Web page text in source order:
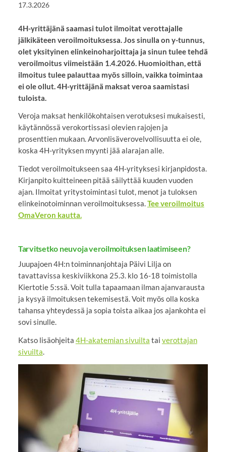
17.3.2026
4H-yrittäjänä saamasi tulot ilmoitat verottajalle
jälkikäteen veroilmoituksessa. Jos sinulla on y-tunnus,
olet yksityinen elinkeinoharjoittaja ja sinun tulee tehdä
veroilmoitus viimeistään 1.4.2026. Huomioithan, että
ilmoitus tulee palauttaa myös silloin, vaikka toimintaa
ei ole ollut. 4H-yrittäjänä maksat veroa saamistasi
tuloista.
Veroja maksat henkilökohtaisen verotuksesi mukaisesti,
käytännössä verokortissasi olevien rajojen ja
prosenttien mukaan. Arvonlisäverovelvollisuutta ei ole,
koska 4H-yrityksen myynti jää alarajan alle.
Tiedot veroilmoitukseen saa 4H-yrityksesi kirjanpidosta.
Kirjanpito kuitteineen pitää säilyttää kuuden vuoden
ajan. Ilmoitat yritystoimintasi tulot, menot ja tuloksen
elinkeinotoiminnan veroilmoituksessa.Tee veroilmoitus
OmaVeron kautta.
Tarvitsetko neuvoja veroilmoituksen laatimiseen?
Juupajoen 4H:n toiminnanjohtaja Päivi Lilja on
tavattavissa keskiviikkona 25.3. klo 16-18 toimistolla
Kiertotie 5:ssä. Voit tulla tapaamaan ilman ajanvarausta
ja kysyä ilmoituksen tekemisestä. Voit myös olla koska
tahansa yhteydessä ja sopia toista aikaa jos ajankohta ei
sovi sinulle.
Katso lisäohjeita 4H-akatemian sivuilta tai verottajan
sivuilta.